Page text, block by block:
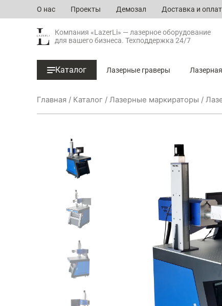
к
содержимому
О нас Проекты Демозал Доставка и
Компания «LazerLi» — лазерное оборудование
для вашего бизнеса. Техподдержка 24/7
Каталог Лазерные граверы
Главная / Каталог / Лазерные маркираторы /